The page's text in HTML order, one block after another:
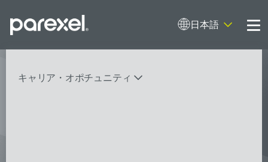
日本語
キャリア・オポチュニティ
私は患者さんのよりよい未来のため